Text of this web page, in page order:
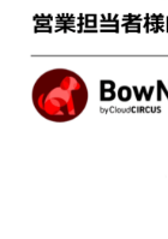
代理店の方はこちら